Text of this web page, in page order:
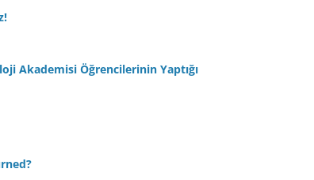
Akademisi Öğrencilerinin Yaptığı